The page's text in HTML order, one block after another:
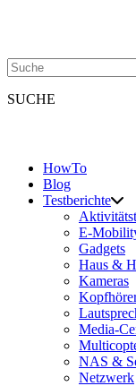
SUCHE
HowTo
Blog
Testberichte
E-
Gadgets
Haus &
Kameras
Media-
NAS &
Netzwerk